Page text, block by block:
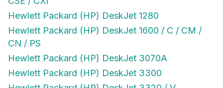
Hewlett Packard (HP) DeskJet 1280
Hewlett Packard (HP) DeskJet 1600 / C / CM /
CN / PS
Hewlett Packard (HP) DeskJet 3070A
Hewlett Packard (HP) DeskJet 3300
Hewlett Packard (HP) DeskJet 3320 / V